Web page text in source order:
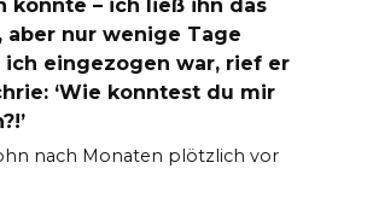
konnte – ich ließ ihn das
aber nur wenige Tage
ich eingezogen war, rief er
‘Wie konntest du mir
nach Monaten plötzlich vor